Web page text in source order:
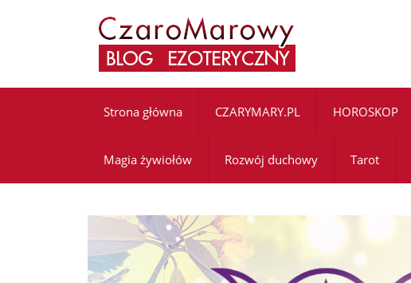
Strona główna CZARYMARY.PL HOROSKOP
Magia żywiołów Rozwój duchowy Tarot